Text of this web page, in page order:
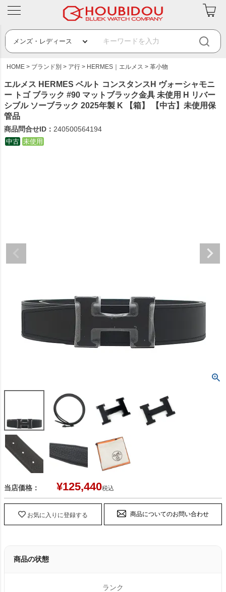
HOME ブランド別 ア行 HERMES｜エルメス 革小物
エルメス HERMES ベルト コンスタンスH ヴォーシャモニ
ー トゴ ブラック #90 マットブラック金具 未使用 H リバー
シブル ソーブラック 2025年製 K 【箱】 【中古】未使用保
管品
商品問合せID： 240500564194
中古 未使用
当店価格： ¥125,440税込
お気に入りに登録する 商品についてのお問い合わせ
商品の状態
ランク